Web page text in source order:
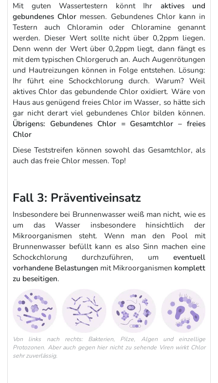
Mit guten Wassertestern könnt Ihr aktives und
gebundenes Chlor messen. Gebundenes Chlor kann in
Testern auch Chloramin oder Chloramine genannt
werden. Dieser Wert sollte nicht über 0,2ppm liegen.
Denn wenn der Wert über 0,2ppm liegt, dann fängt es
mit dem typischen Chlorgeruch an. Auch Augenrötungen
und Hautreizungen können in Folge entstehen. Lösung:
Ihr führt eine Schockchlorung durch. Warum? Weil
aktives Chlor das gebundende Chlor oxidiert. Wäre von
Haus aus genügend freies Chlor im Wasser, so hätte sich
gar nicht derart viel gebundenes Chlor bilden können.
Übrigens: Gebundenes Chlor = Gesamtchlor – freies
Chlor
Diese Teststreifen können sowohl das Gesamtchlor, als
auch das freie Chlor messen. Top!
Fall 3: Präventiveinsatz
Insbesondere bei Brunnenwasser weiß man nicht, wie es
um das Wasser insbesondere hinsichtlich der
Mikroorganismen steht. Wenn man den Pool mit
Brunnenwasser befüllt kann es also Sinn machen eine
Schockchlorung durchzuführen, um eventuell
vorhandene Belastungen mit Mikroorganismen komplett
zu beseitigen.
Von links nach rechts: Bakterien, Pilze, Algen und einzellige
Protozonen. Aber auch gegen hier nicht zu sehende Viren wirkt Chlor
sehr zuverlässig.